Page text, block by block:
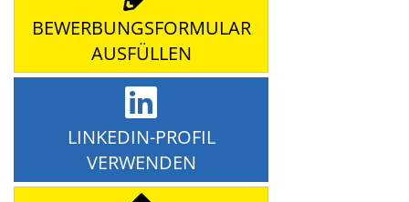
BEWERBUNGSFORMULAR
AUSFÜLLEN
LINKEDIN-PROFIL
VERWENDEN